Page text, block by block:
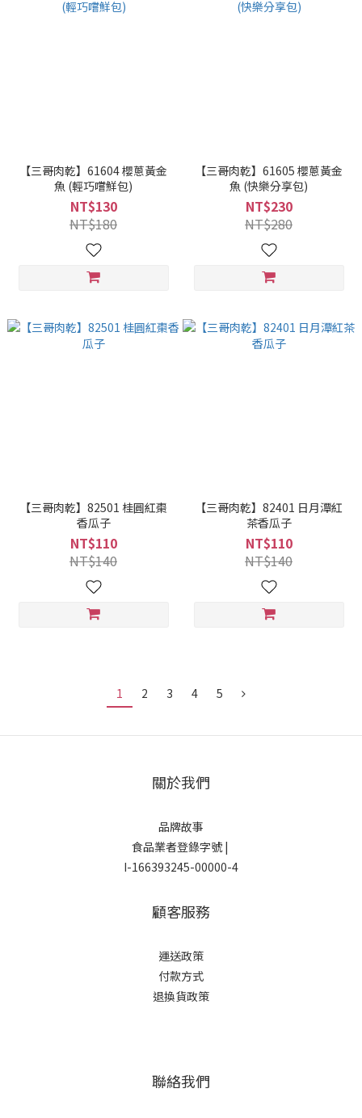
【三哥肉乾】61604 櫻蔥黃金
魚 (輕巧嚐鮮包)
NT$130
NT$180
【三哥肉乾】61605 櫻蔥黃金
魚 (快樂分享包)
NT$230
NT$280
【三哥肉乾】82501 桂圓紅棗
香瓜子
NT$110
NT$140
【三哥肉乾】82401 日月潭紅
茶香瓜子
NT$110
NT$140
1 2 3 4 5
關於我們
品牌故事
食品業者登錄字號 |
I-166393245-00000-4
顧客服務
運送政策
付款方式
退換貨政策
聯絡我們